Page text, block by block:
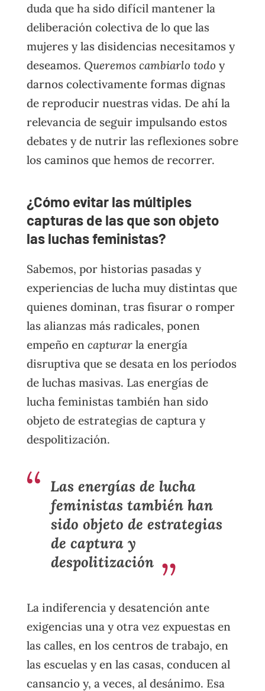
duda que ha sido difícil mantener la
deliberación colectiva de lo que las
mujeres y las disidencias necesitamos y
deseamos. Queremos cambiarlo todo y
darnos colectivamente formas dignas
de reproducir nuestras vidas. De ahí la
relevancia de seguir impulsando estos
debates y de nutrir las reflexiones sobre
los caminos que hemos de recorrer.
¿Cómo evitar las múltiples
capturas de las que son objeto
las luchas feministas?
Sabemos, por historias pasadas y
experiencias de lucha muy distintas que
quienes dominan, tras fisurar o romper
las alianzas más radicales, ponen
empeño en capturarla energía
disruptiva que se desata en los períodos
de luchas masivas. Las energías de
lucha feministas también han sido
objeto de estrategias de captura y
despolitización.
Las energías de lucha
feministas también han
sido objeto de estrategias
de captura y
despolitización
La indiferencia y desatención ante
exigencias una y otra vez expuestas en
las calles, en los centros de trabajo, en
las escuelas y en las casas, conducen al
cansancio y, a veces, al desánimo. Esa